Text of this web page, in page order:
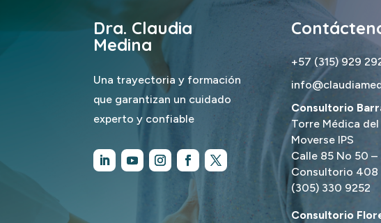
Dra. Claudia
Medina
Una trayectoria y formación
que garantizan un cuidado
experto y confiable
+57 (315) 929
Consultorio
Torre Médica del
Moverse IPS
Calle 85 No 50 –
Consultorio 408
(305) 330 9252
Consultorio